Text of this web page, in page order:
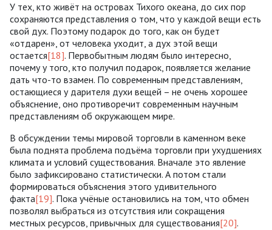
У тех, кто живёт на островах Тихого океана, до сих пор
сохраняются представления о том, что у каждой вещи есть
свой дух. Поэтому подарок до того, как он будет
«отдарен», от человека уходит, а дух этой вещи
остается[18]. Первобытным людям было интересно,
почему у того, кто получил подарок, появляется желание
дать что-то взамен. По современным представлениям,
остающиеся у дарителя духи вещей – не очень хорошее
объяснение, оно противоречит современным научным
представлениям об окружающем мире.
В обсуждении темы мировой торговли в каменном веке
была поднята проблема подъёма торговли при ухудшениях
климата и условий существования. Вначале это явление
было зафиксировано статистически. А потом стали
формироваться объяснения этого удивительного
факта[19]. Пока учёные остановились на том, что обмен
позволял выбраться из отсутствия или сокращения
местных ресурсов, привычных для существования[20].